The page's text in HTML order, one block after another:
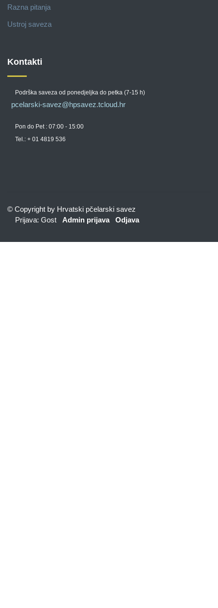
Razna pitanja
Ustroj saveza
Kontakti
Podrška saveza od ponedjeljka do petka (7-15 h)
pcelarski-savez@hpsavez.tcloud.hr
Pon do Pet : 07:00 - 15:00
Tel.: + 01 4819 536
© Copyright by Hrvatski pčelarski savez
Prijava: Gost
Admin prijava Odjava